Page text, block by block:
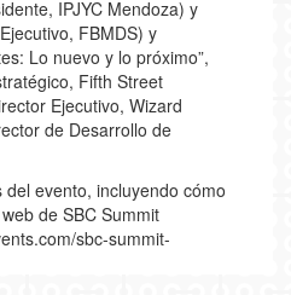
IPJYC Mendoza) y
FBMDS) y
Lo nuevo y lo próximo”,
Fifth Street
Ejecutivo, Wizard
de Desarrollo de
evento, incluyendo cómo
de SBC Summit
sbc-summit-